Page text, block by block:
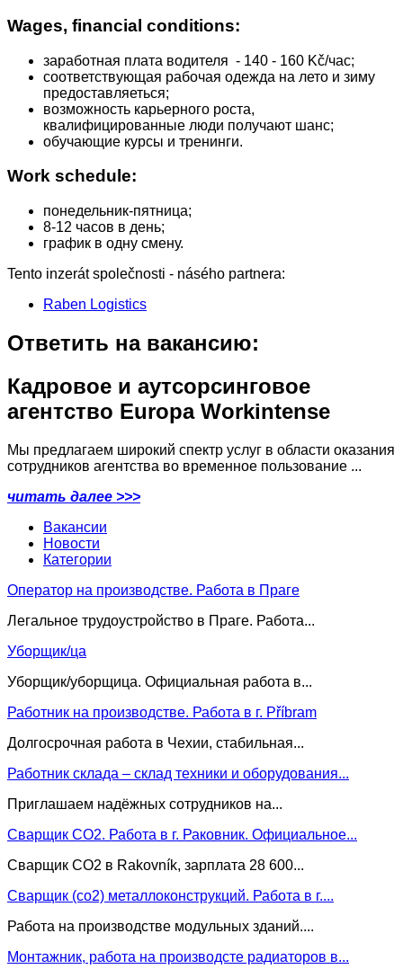
Wages, financial conditions:
заработная плата водителя - 140 - 160 Kč/час;
cоответствующая рабочая одежда на лето и зиму
предоставляеться;
возможность карьерного роста,
квалифицированные люди получают шанс;
обучающие курсы и тренинги.
Work schedule:
понедельник-пятница;
8-12 часов в день;
график в одну смену.
Tento inzerát společnosti - násého partnera:
Raben Logistics
Ответить на вакансию:
Кадровое и аутсорсинговое
агентство Europa Workintense
Мы предлагаем широкий спектр услуг в области оказания
сотрудников агентства во временное пользование ...
читать далее >>>
Вакансии
Новости
Категории
Оператор на производстве. Работа в Праге
Легальное трудоустройство в Праге. Работа...
Уборщик/ца
Уборщик/уборщица. Официальная работа в...
Работник на производстве. Работа в г. Příbram
Долгосрочная работа в Чехии, стабильная...
Работник склада – склад техники и оборудования...
Приглашаем надёжных сотрудников на...
Сварщик CO2. Работа в г. Раковник. Официальное...
Сварщик CO2 в Rakovník, зарплата 28 600...
Сварщик (co2) металлоконструкций. Работа в г....
Работа на производстве модульных зданий....
Монтажник, работа на производсте радиаторов в...